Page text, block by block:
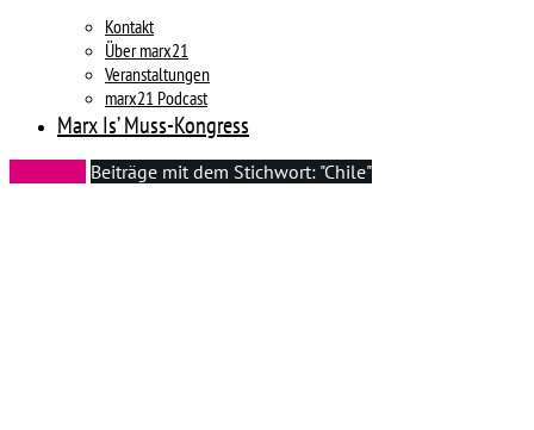
Kontakt
Über marx21
Veranstaltungen
marx21 Podcast
Marx Is’ Muss-Kongress
Beiträge mit dem Stichwort: "Chile"